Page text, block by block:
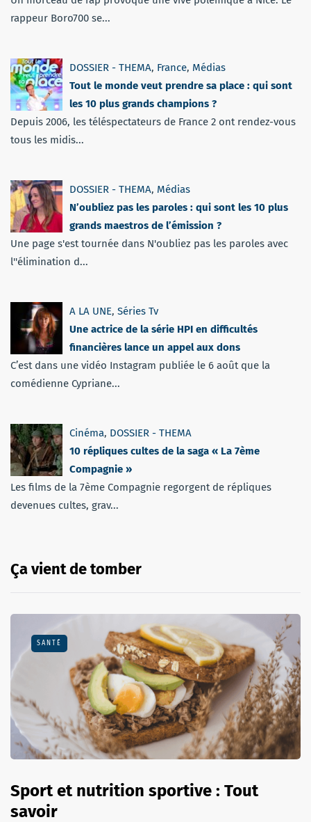
rappeur Boro700 se...
DOSSIER - THEMA, France, Médias
Tout le monde veut prendre sa place : qui sont
les 10 plus grands champions ?
Depuis 2006, les téléspectateurs de France 2 ont rendez-vous
tous les midis...
DOSSIER - THEMA, Médias
N’oubliez pas les paroles : qui sont les 10 plus
grands maestros de l’émission ?
Une page s'est tournée dans N'oubliez pas les paroles avec
l''élimination d...
A LA UNE, Séries Tv
Une actrice de la série HPI en difficultés
financières lance un appel aux dons
C’est dans une vidéo Instagram publiée le 6 août que la
comédienne Cypriane...
Cinéma, DOSSIER - THEMA
10 répliques cultes de la saga « La 7ème
Compagnie »
Les films de la 7ème Compagnie regorgent de répliques
devenues cultes, grav...
Ça vient de tomber
SANTÉ
Sport et nutrition sportive : Tout
savoir